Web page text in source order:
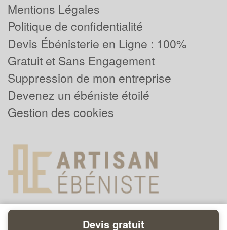
Mentions Légales
Politique de confidentialité
Devis Ébénisterie en Ligne : 100%
Gratuit et Sans Engagement
Suppression de mon entreprise
Devenez un ébéniste étoilé
Gestion des cookies
Devis gratuit